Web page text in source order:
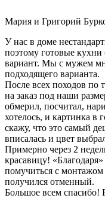
Мария и Григорий
У нас в доме
поэтому готовые
вариант. Мы с мужем
подходящего варианта.
После всех походов по
на заказ под наши
обмерил, посчитал,
хотелось, и картинка в
скажу, что это самый
вписалась и цвет
Примерно через 2
красавицу!
помучиться с монтажом
получился отменный.
Большое всем спасибо!